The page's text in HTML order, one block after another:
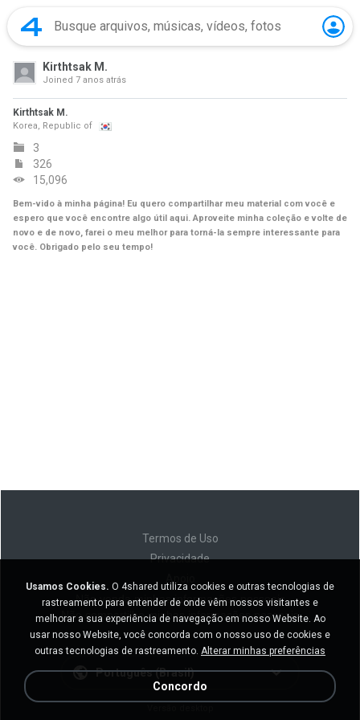
Kirthtsak M.
Joined 7 anos atrás
Kirthtsak M.
Korea, Republic of
3
326
15,096
Bem-vido à minha página! Eu quero compartilhar meu material com você e
espero que você encontre algo útil aqui. Aproveite minha coleção e volte de
novo e de novo, farei o meu melhor para torná-la sempre interessante para
você. Obrigado pelo seu tempo!
Termos de Uso
Privacidade
Não venda minhas informações pessoais
Não compartilhe minhas informações pessoais
Português (Brasil)
Usamos Cookies. O 4shared utiliza cookies e outras tecnologias de
rastreamento para entender de onde vêm nossos visitantes e
melhorar a sua experiência de navegação em nosso Website. Ao
usar nosso Website, você concorda com o nosso uso de cookies e
outras tecnologias de rastreamento. Alterar minhas preferências
Concordo